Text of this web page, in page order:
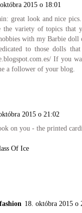
2015 o 18:01
great look and nice
variety of topics that
with my Barbie
to those dolls
If you
a follower of your blog.
2015 o 21:02
on you - the printed
Of Ice
18. októbra 2015 o